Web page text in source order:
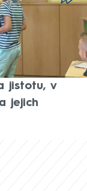
V
svému
Květina
jistotu, v
jejich